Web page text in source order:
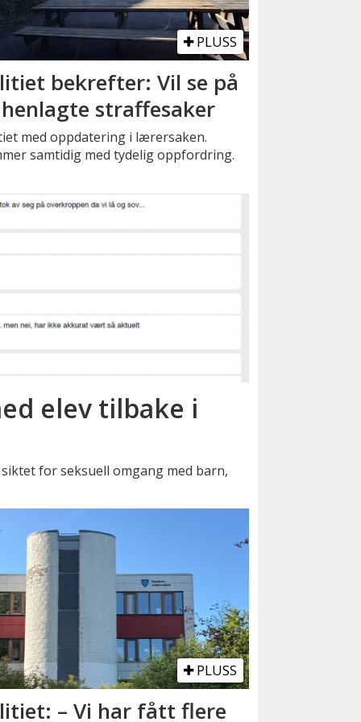
PLUSS
bekrefter: Vil se på
straffesaker
med oppdatering i lærersaken.
samtidig med tydelig oppfordring.
elev tilbake i
for seksuell omgang med barn,
PLUSS
– Vi har fått flere